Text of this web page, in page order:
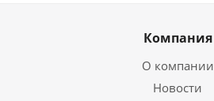
Компания
О компании
Новости